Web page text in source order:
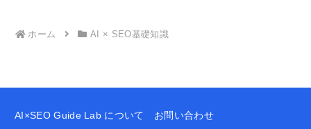
ホーム
AI × SEO基礎知識
AI×SEO Guide Lab について お問い合わせ